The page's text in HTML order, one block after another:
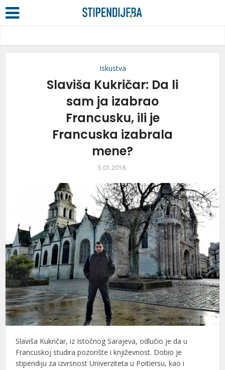
Iskustva
Slaviša Kukričar: Da li
sam ja izabrao
Francusku, ili je
Francuska izabrala
mene?
5.01.2018.
Slaviša Kukričar, iz Istočnog Sarajeva, odlučio je da u
Francuskoj studira pozorište i književnost. Dobio je
stipendiju za izvrsnost Univerziteta u Poitiersu, kao i